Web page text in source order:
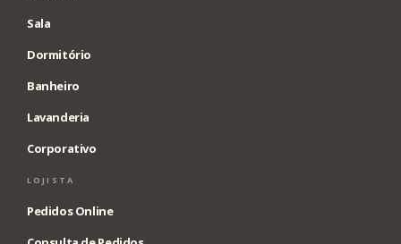
Sala
Dormitório
Banheiro
Lavanderia
Corporativo
LOJISTA
Pedidos Online